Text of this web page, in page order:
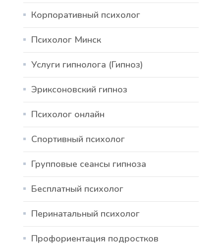
Корпоративный психолог
Психолог Минск
Услуги гипнолога (Гипноз)
Эриксоновский гипноз
Психолог онлайн
Спортивный психолог
Групповые сеансы гипноза
Бесплатный психолог
Перинатальный психолог
Профориентация подростков